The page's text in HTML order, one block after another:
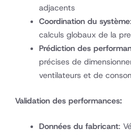
adjacents
Coordination du système
calculs globaux de la
Prédiction des
précises de
ventilateurs et de
Validation des performances:
Données du fabricant: